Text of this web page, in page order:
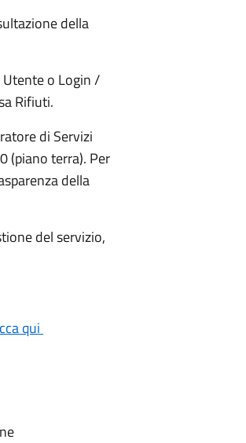
della
Utente o Login /
Rifiuti.
di Servizi
(piano terra). Per
della
del servizio,
qui